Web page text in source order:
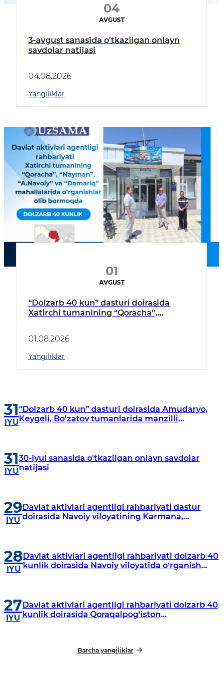
04
AVGUST
3-avgust sanasida o'tkazilgan onlayn
savdolar natijasi
04.08.2026
Yangiliklar
01
AVGUST
“Dolzarb 40 kun” dasturi doirasida
Xatirchi tumanining “Qoracha”,
borildi
01.08.2026
Yangiliklar
31
IYU
“Dolzarb 40 kun” dasturi doirasida Amudaryo,
Keygeli, Bo'zatov tumanlarida manzilli
31
IYU
30-iyul sanasida o'tkazilgan onlayn savdolar
natijasi
29
IYU
Davlat aktivlari agentligi rahbariyati dastur
doirasida Navoiy viloyatining Karmana,
28
IYU
Davlat aktivlari agentligi rahbariyati dolzarb 40
kunlik doirasida Navoiy viloyatida o‘rganish
27
IYU
Davlat aktivlari agentligi rahbariyati dolzarb 40
kunlik doirasida Qoraqalpog‘iston
Barcha yangiliklar